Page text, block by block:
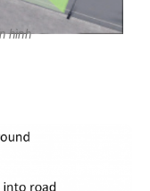
hình